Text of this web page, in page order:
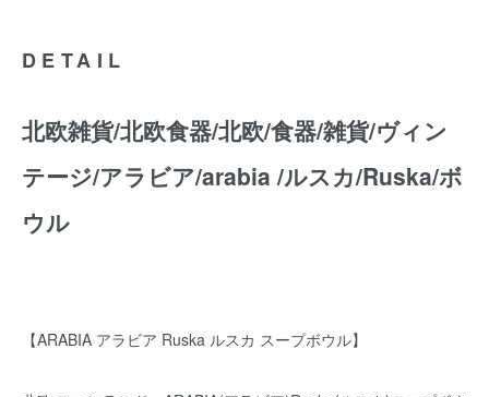
DETAIL
北欧雑貨/北欧食器/北欧/食器/雑貨/ヴィン
テージ/アラビア/arabia /ルスカ/Ruska/ボ
ウル
【ARABIA アラビア Ruska ルスカ スープボウル】